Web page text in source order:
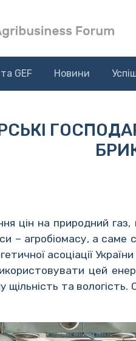
GEF Новини
цін на природний
– агробіомасу, а
асоціації
цей
щільність та